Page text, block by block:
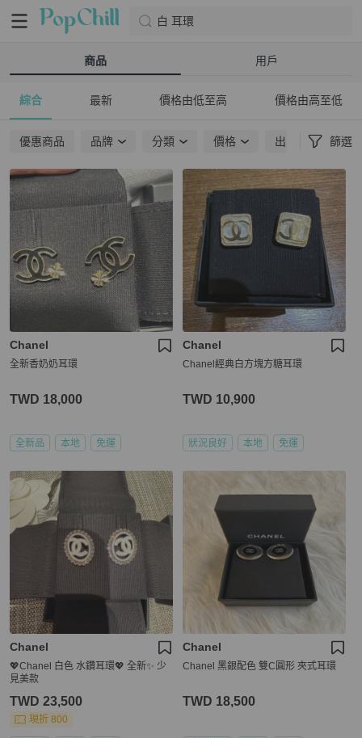
白 耳環
商品 用戶
綜合 最新 價格由低至高 價格由高至低
優惠商品 品牌 分類 價格 出貨地點 篩選
Chanel
全新香奶奶耳環
TWD 18,000
全新品 本地 免運
Chanel
Chanel經典白方塊方糖耳環
TWD 10,900
狀況良好 本地 免運
Chanel
💖Chanel 白色 水鑽耳環💖 全新✨ 少
見美款
TWD 23,500
現折 800
Chanel
Chanel 黑銀配色 雙C圓形 夾式耳環
TWD 18,500